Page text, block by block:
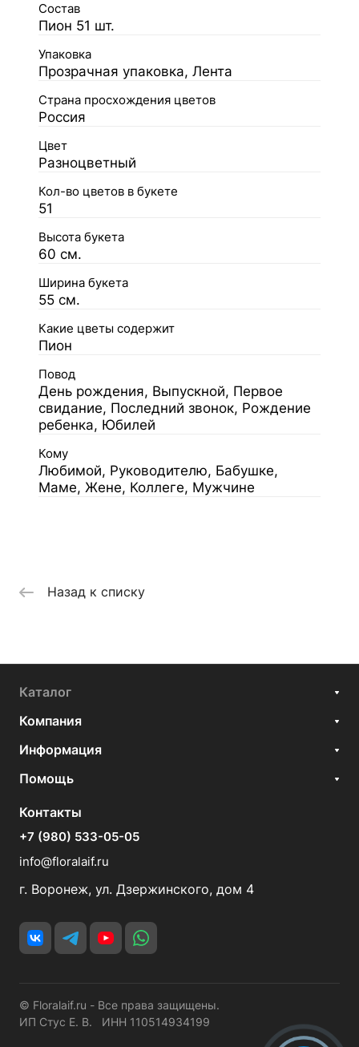
Состав
Пион 51 шт.
Упаковка
Прозрачная упаковка, Лента
Страна просхождения цветов
Россия
Цвет
Разноцветный
Кол-во цветов в букете
51
Высота букета
60 см.
Ширина букета
55 см.
Какие цветы содержит
Пион
Повод
День рождения, Выпускной, Первое
свидание, Последний звонок, Рождение
ребенка, Юбилей
Кому
Любимой, Руководителю, Бабушке,
Маме, Жене, Коллеге, Мужчине
Назад к списку
Каталог
Компания
Информация
Помощь
Контакты
+7 (980) 533-05-05
info@floralaif.ru
г. Воронеж, ул. Дзержинского, дом 4
© Floralaif.ru - Все права защищены.
ИП Стус Е. В. ИНН 110514934199